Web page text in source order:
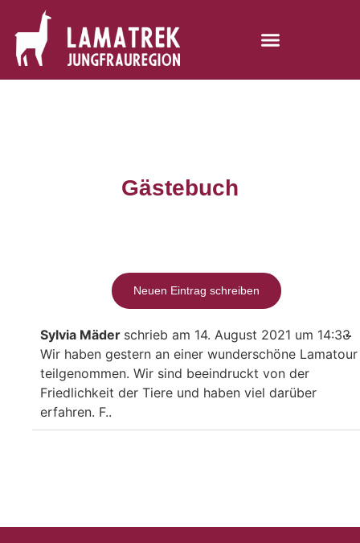
Gästebuch
Sylvia Mäder schrieb am 14. August 2021 um 14:33
Wir haben gestern an einer wunderschöne Lamatour
teilgenommen. Wir sind beeindruckt von der
Friedlichkeit der Tiere und haben viel darüber
erfahren. F..
...